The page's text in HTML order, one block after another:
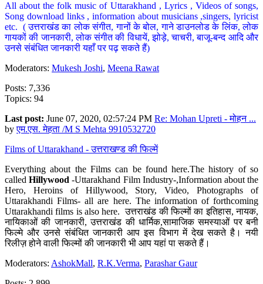
All about the folk music of Uttarakhand , Lyrics , Videos of songs,
Song download links , information about musicians ,singers, lyricist
etc. ( उत्तराखंड का लोक संगीत, गानों के बोल, गाने डाउनलोड के लिंक, लोक
गायकों की जानकारी, लोक संगीत की विधायें, झोड़े, चाचरी, बाजू-बन्द आदि और
उनसे संबंधित जानकारी यहाँ पर पढ़ सकते हैं)
Moderators: Mukesh Joshi, Meena Rawat
Posts: 7,336
Topics: 94
Last post: June 07, 2020, 02:57:24 PM Re: Mohan Upreti - मोहन ...
byएम.एस. मेहता /M S Mehta 9910532720
Films of Uttarakhand - उत्तराखण्ड की फिल्में
Everything about the Films can be found here.The history of so
calledHillywood-Uttarakhand Film Industry-,Information about the
Hero, Heroins of Hillywood, Story, Video, Photographs of
Uttarakhandi Films- all are here. The information of forthcoming
Uttarakhandi films is also here. उत्तराखंड की फिल्मों का इतिहास, नायक,
नायिकाओं की जानकारी, उत्तराखंड की धार्मिक,सामाजिक समस्याओं पर बनी
फिल्मे और उनसे संबंधित जानकारी आप इस विभाग में देख सकते है। नयी
रिलीज़ होने वाली फिल्मों की जानकारी भी आप यहां पा सकते हैं।
Moderators: AshokMall, R.K.Verma, Parashar Gaur